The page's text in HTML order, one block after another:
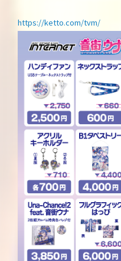
https://ketto.com/tvm/